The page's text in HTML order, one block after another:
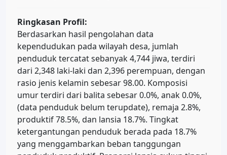
Ringkasan Profil:
Berdasarkan hasil pengolahan data
kependudukan pada wilayah desa, jumlah
penduduk tercatat sebanyak 4,744 jiwa, terdiri
dari 2,348 laki-laki dan 2,396 perempuan, dengan
rasio jenis kelamin sebesar 98.00. Komposisi
umur terdiri dari balita sebesar 0.0%, anak 0.0%,
(data penduduk belum terupdate), remaja 2.8%,
produktif 78.5%, dan lansia 18.7%. Tingkat
ketergantungan penduduk berada pada 18.7%
yang menggambarkan beban tanggungan